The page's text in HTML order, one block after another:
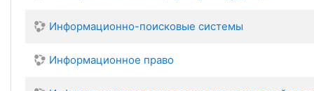
Информационно-поисковые системы
Информационное право